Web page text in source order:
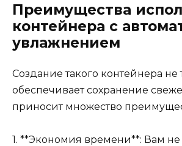
Преимущества
контейнера с
увлажнением
Создание такого контейнера не
обеспечивает сохранение
приносит множество
1. **Экономия времени**: Вам